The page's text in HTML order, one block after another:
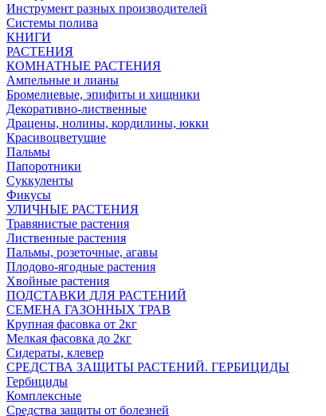
Инструмент разных производителей
Системы полива
КНИГИ
РАСТЕНИЯ
КОМНАТНЫЕ РАСТЕНИЯ
Ампельные и лианы
Бромелиевые, эпифиты и хищники
Декоративно-лиственные
Драцены, нолины, кордилины, юкки
Красивоцветущие
Пальмы
Папоротники
Суккуленты
Фикусы
УЛИЧНЫЕ РАСТЕНИЯ
Травянистые растения
Лиственные растения
Пальмы, розеточные, агавы
Плодово-ягодные растения
Хвойные растения
ПОДСТАВКИ ДЛЯ РАСТЕНИЙ
СЕМЕНА ГАЗОННЫХ ТРАВ
Крупная фасовка от 2кг
Мелкая фасовка до 2кг
Сидераты, клевер
СРЕДСТВА ЗАЩИТЫ РАСТЕНИЙ. ГЕРБИЦИДЫ
Гербициды
Комплексные
Средства защиты от болезней